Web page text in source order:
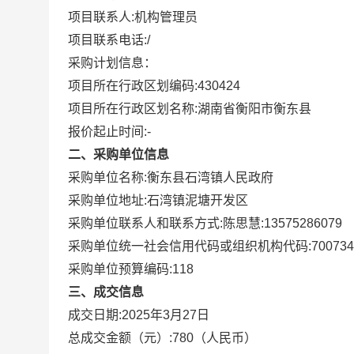
项目联系人:机构管理员
项目联系电话:/
采购计划信息：
项目所在行政区划编码:430424
项目所在行政区划名称:湖南省衡阳市衡东县
报价起止时间:-
二、采购单位信息
采购单位名称:衡东县石湾镇人民政府
采购单位地址:石湾镇泥塘开发区
采购单位联系人和联系方式: 陈思慧:13575286079
采购单位统一社会信用代码或组织机构代码:
采购单位预算编码:118
三、成交信息
成交日期:2025年3月27日
总成交金额（元）:780 （人民币）